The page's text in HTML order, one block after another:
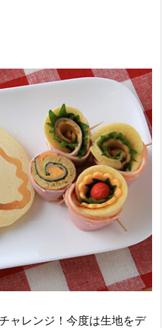
ャレンジ！今度は生地をデ